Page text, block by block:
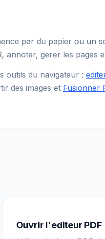
par du papier ou un
annoter, gerer les pages
outils du navigateur :
des images et Fusionner
Ouvrir l'editeur PDF